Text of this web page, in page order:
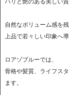
自然なボリューム感を残
上品で若々しい印象へ導
ロアゾブルーでは、
骨格や髪質、ライフス
ます。